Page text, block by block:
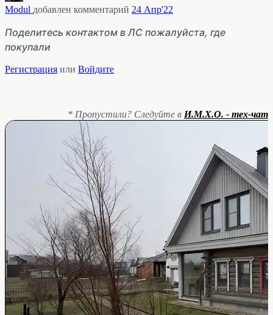
Modul добавлен комментарий 24 Апр'22
Поделитесь контактом в ЛС пожалуйста, где
покупали
Регистрация или Войдите
* Пропустили? Следуйте в И.М.Х.О. - тех-чат